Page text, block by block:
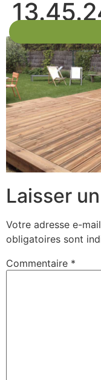
Laisser
Votre adresse e-
obligatoires sont
Commentaire *